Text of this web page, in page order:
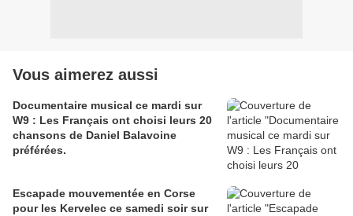
Vous aimerez aussi
Documentaire musical ce mardi sur
W9 : Les Français ont choisi leurs 20
chansons de Daniel Balavoine
préférées.
Escapade mouvementée en Corse
pour les Kervelec ce samedi soir sur